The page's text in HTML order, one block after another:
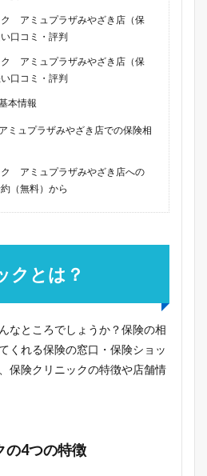
アミュプラザみやざき店（保
口コミ・評判
アミュプラザみやざき店（保
口コミ・評判
本情報
ュプラザみやざき店での保険相
アミュプラザみやざき店への
（無料）から
クとは？
なところでしょうか？保険の相
くれる保険の窓口・保険ショッ
保険クリニックの特徴や店舗情
の4つの特徴